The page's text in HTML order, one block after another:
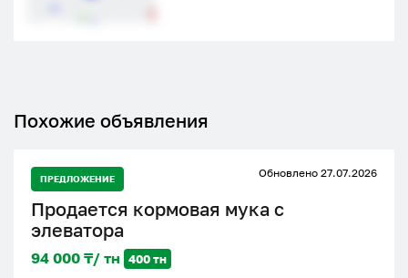
Похожие объявления
ПРЕДЛОЖЕНИЕ Обновлено 27.07.2026
Продается кормовая мука с
элеватора
94 000 ₸/ тн 400 тн